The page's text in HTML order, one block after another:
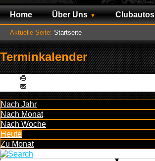
Home Über Uns Clubautos
Aktuelle Seite: Startseite
Terminkalender
Nach Jahr
Nach Monat
Nach Woche
Heute
Zu Monat